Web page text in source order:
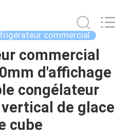
commercial
commercial
d'affichage
congélateur
de glace
cube